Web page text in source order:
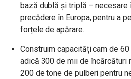
bază dublă și triplă – necesare
precădere în Europa, pentru a
forțele de apărare.
Construim capacități cam de
adică 300 de mii de încărcături
200 de tone de pulberi pentru